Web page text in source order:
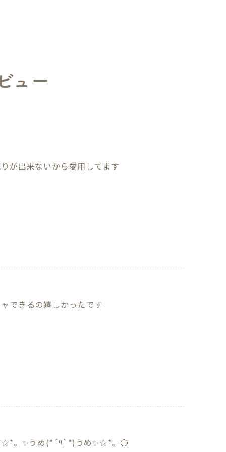
ュー
が出来ないから愛用してます
できるの嬉しかったです
。✨️うめ(*´༥`*)うめ✨️☆*。🔴